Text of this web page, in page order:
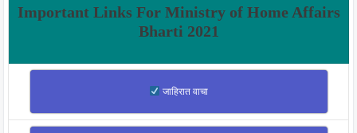
Important Links For Ministry of Home Affairs
Bharti 2021
जाहिरात वाचा